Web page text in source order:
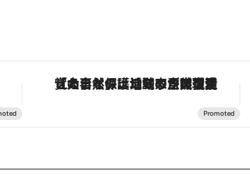
「大事なのは地域の意識を変えること」。ロレックス賞受賞の自然保護活動家が実現させたナイジェリアの自然環境の復活